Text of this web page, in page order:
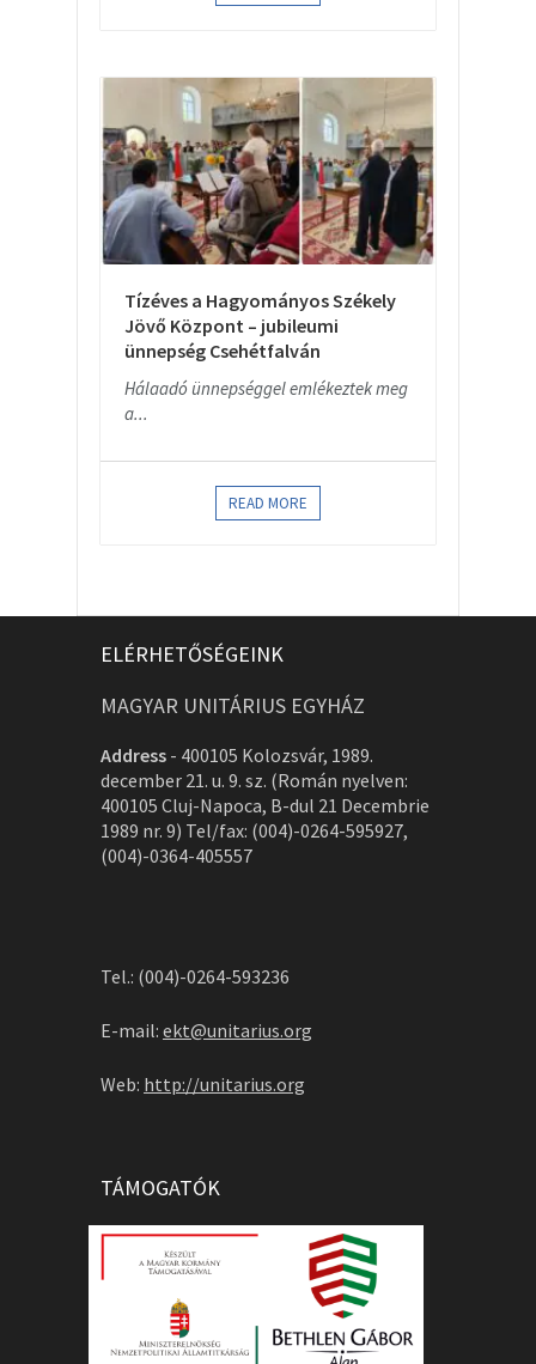
Tízéves a Hagyományos Székely
Jövő Központ – jubileumi
ünnepség Csehétfalván
Hálaadó ünnepséggel emlékeztek meg
a...
READ MORE
ELÉRHETŐSÉGEINK
MAGYAR UNITÁRIUS EGYHÁZ
Address - 400105 Kolozsvár, 1989.
december 21. u. 9. sz. (Román nyelven:
400105 Cluj-Napoca, B-dul 21 Decembrie
1989 nr. 9) Tel/fax: (004)-0264-595927,
(004)-0364-405557
Tel.: (004)-0264-593236
E-mail: ekt@unitarius.org
Web: http://unitarius.org
TÁMOGATÓK